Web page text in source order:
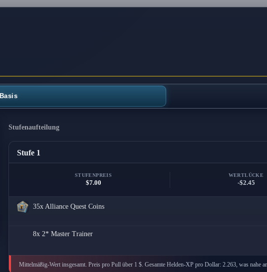
Basis
Stufenaufteilung
Stufe 1
STUFENPREIS
$7.00
WERTLÜCKE
-$2.45
35x Alliance Quest Coins
8x 2* Master Trainer
Mittelmäßig-Wert insgesamt. Preis pro Pull über 1 $. Gesamte Helden-XP pro Dollar: 2.263, was nahe